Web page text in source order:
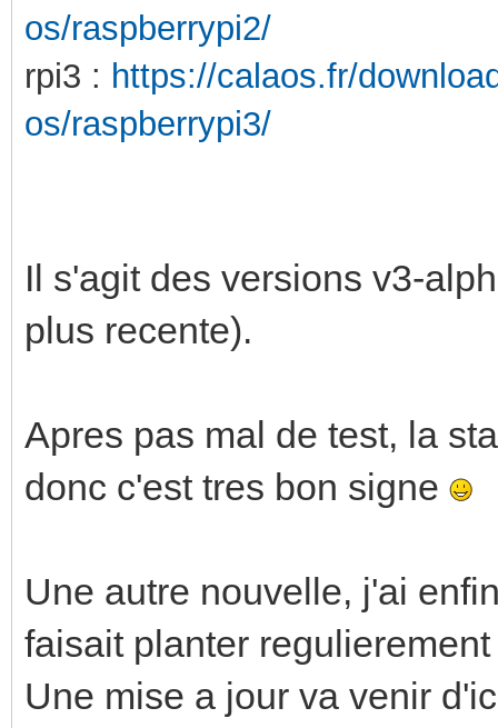
os/raspberrypi2/
rpi3 : https://calaos.fr/
os/raspberrypi3/
Il s'agit des versions v3-
plus recente).
Apres pas mal de test, la
donc c'est tres bon signe
Une autre nouvelle, j'ai
faisait planter
Une mise a jour va venir